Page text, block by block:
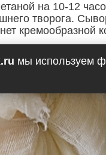
мы используем
на 10-12
творога.
кремообразной